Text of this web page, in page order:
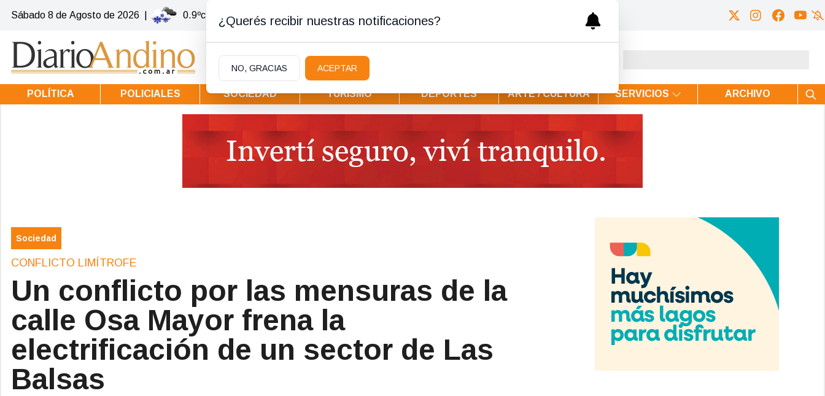
Sábado 8 de Agosto de 2026 0.9ºc | Villa la Angostura
POLÍTICA POLICIALES SOCIEDAD TURISMO DEPORTES ARTE / CULTURA SERVICIOS ARCHIVO
Sociedad
CONFLICTO LIMÍTROFE
Un conflicto por las mensuras de la
calle Osa Mayor frena la
electrificación de un sector de Las
Balsas
¿Querés recibir nuestras notificaciones?
NO, GRACIAS ACEPTAR